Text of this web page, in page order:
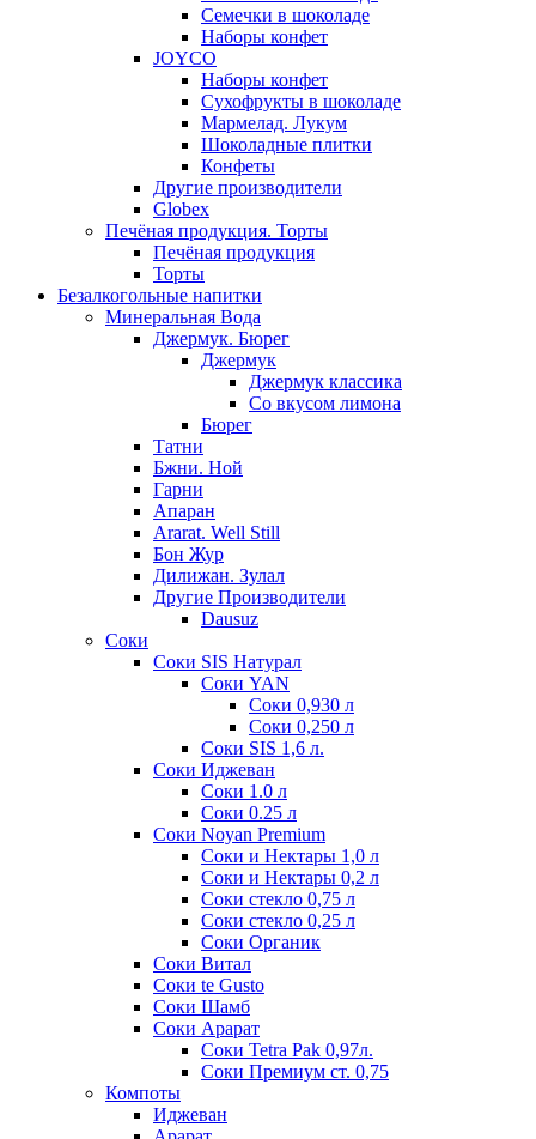
Семечки в шоколаде
Наборы конфет
JOYCO
Наборы конфет
Сухофрукты в шоколаде
Мармелад. Лукум
Шоколадные плитки
Конфеты
Другие производители
Globex
Печёная продукция. Торты
Печёная продукция
Торты
Безалкогольные напитки
Минеральная Вода
Джермук. Бюрег
Джермук
Джермук классика
Со вкусом лимона
Бюрег
Татни
Бжни. Ной
Гарни
Апаран
Ararat. Well Still
Бон Жур
Дилижан. Зулал
Другие Производители
Dausuz
Соки
Соки SIS Натурал
Соки YAN
Соки 0,930 л
Соки 0,250 л
Соки SIS 1,6 л.
Соки Иджеван
Соки 1.0 л
Соки 0.25 л
Соки Noyan Premium
Соки и Нектары 1,0 л
Соки и Нектары 0,2 л
Соки стекло 0,75 л
Соки стекло 0,25 л
Соки Органик
Соки Витал
Соки te Gusto
Соки Шамб
Соки Арарат
Соки Tetra Pak 0,97л.
Соки Премиум ст. 0,75
Компоты
Иджеван